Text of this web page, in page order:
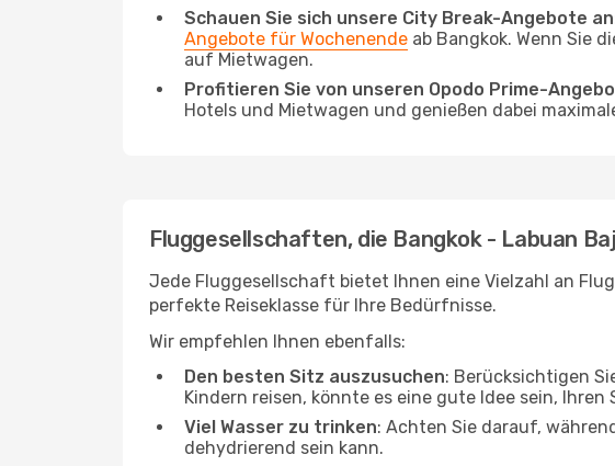
Schauen Sie sich unsere City Break-Angebote an
Angebote für Wochenende ab Bangkok. Wenn Sie
auf Mietwagen.
Profitieren Sie von unseren Opodo Prime-
Hotels und Mietwagen und genießen dabei
Fluggesellschaften, die Bangkok - Labuan
Jede Fluggesellschaft bietet Ihnen eine Vielzahl an
perfekte Reiseklasse für Ihre Bedürfnisse.
Wir empfehlen Ihnen ebenfalls:
Den besten Sitz auszusuchen: Berücksichtigen
Kindern reisen, könnte es eine gute Idee sein,
Viel Wasser zu trinken: Achten Sie darauf,
dehydrierend sein kann.